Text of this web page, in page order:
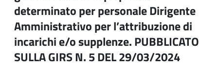
determinato per personale Dirigente
Amministrativo per l’attribuzione di
incarichi e/o supplenze. PUBBLICATO
SULLA GIRS N. 5 DEL 29/03/2024